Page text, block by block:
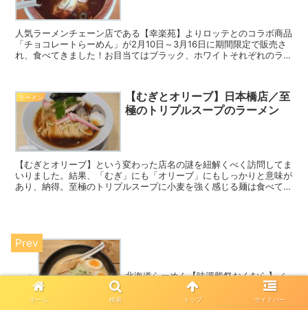
人気ラーメンチェーン店である【幸楽苑】よりロッテとのコラボ商品
「チョコレートらーめん」が2月10日～3月16日に期間限定で販売さ
れ、食べてきました！お目当てはブラック、ホワイトそれぞれのラー
ラーメン
【むぎとオリーブ】日本橋店／至
極のトリプルスープのラーメン
【むぎとオリーブ】という変わった店名の謎を紐解くべく訪問してま
いりました。結果、「むぎ」にも「オリーブ」にもしっかりと意味が
あり、納得。至極のトリプルスープに小麦を強く感じる麺は食べてみ
北海道らーめん【味源熊祭おくむら】／
塩気の強いラーメンを求めて
ホーム 検索 トップ サイドバー